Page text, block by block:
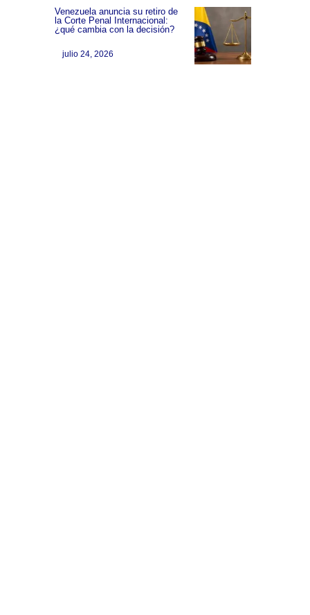
Venezuela anuncia su retiro de
la Corte Penal Internacional:
¿qué cambia con la decisión?
julio 24, 2026